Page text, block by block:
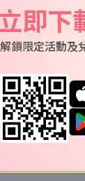
關於我
認識
即下
解鎖限定活動及